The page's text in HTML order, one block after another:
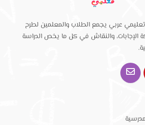
عربي يجمع الطلاب والمعلمين لطرح
الإجابات، والنقاش في كل ما يخص الدراسة